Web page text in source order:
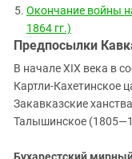
Окончание войны
1864 гг.)
Предпосылки
В начале XIX века в
Картли-Кахетинское
Закавказские
Талышинское